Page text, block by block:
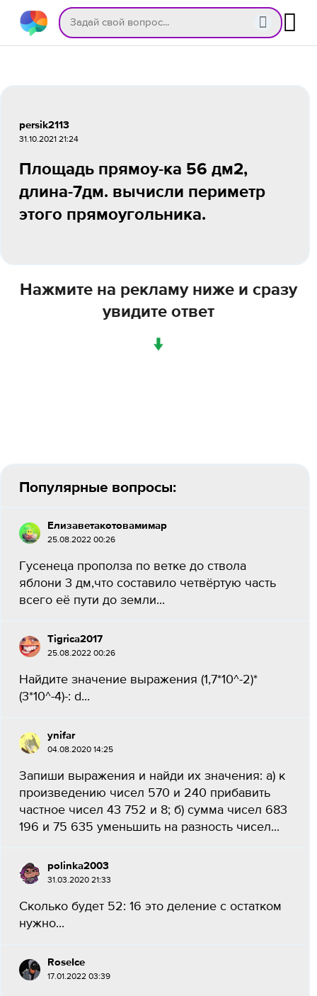
persik2113
31.10.2021 21:24
Площадь прямоу-ка 56 дм2,
длина-7дм. вычисли периметр
этого прямоугольника.
Нажмите на рекламу ниже и сразу
увидите ответ
↓
Популярные вопросы:
Елизаветакотовамимар
25.08.2022 00:26
Гусенеца прополза по ветке до ствола
яблони 3 дм,что составило четвёртую часть
всего её пути до земли...
Tigrica2017
25.08.2022 00:26
Найдите значение выражения (1,7*10^-2)*
(3*10^-4)-: d...
ynifar
04.08.2020 14:25
Запиши выражения и найди их значения: а) к
произведению чисел 570 и 240 прибавить
частное чисел 43 752 и 8; б) сумма чисел 683
196 и 75 635 уменьшить на разность чисел...
роlinka2003
31.03.2020 21:33
Сколько будет 52: 16 это деление с остатком
нужно...
RoseIce
17.01.2022 03:39